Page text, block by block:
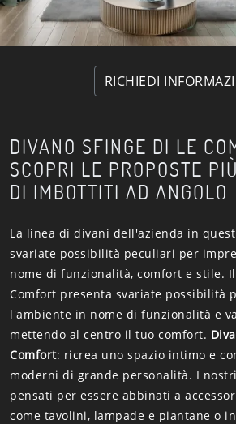
RICHIEDI
DIVANO SFINGE DI LE
SCOPRI LE PROPOSTE
DI IMBOTTITI AD ANGOLO
La linea di divani dell'azienda in
svariate possibilità peculiari per
nome di funzionalità, comfort e stile.
Comfort presenta svariate possibilità
l'ambiente in nome di funzionalità e
mettendo al centro il tuo comfort.
Comfort: ricrea uno spazio intimo e
moderni di grande personalità. I
pensati per essere abbinati a
come tavolini, lampade e piantane o